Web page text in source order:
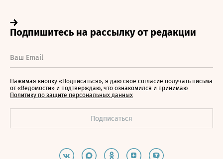
Нажимая кнопку «Подписаться», я даю свое согласие получать письма
от «Ведомости» и подтверждаю, что ознакомился и принимаю
Политику по защите персональных данных